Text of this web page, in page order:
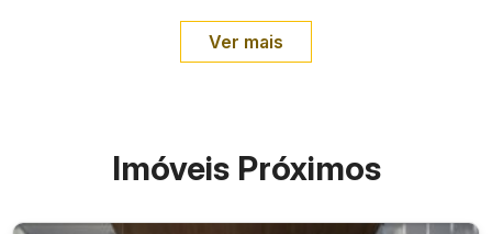
Ver mais
Imóveis Próximos